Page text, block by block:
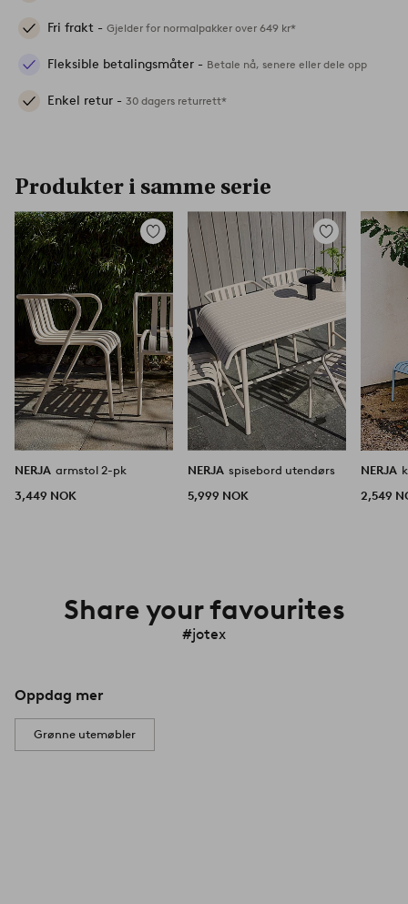
Fri frakt - Gjelder for normalpakker over 649 kr*
Fleksible betalingsmåter - Betale nå, senere eller dele opp
Enkel retur - 30 dagers returrett*
Produkter i samme serie
Legg
til
favoritter
NERJA armstol 2-pk
3,449 NOK
Legg
til
favoritter
NERJA spisebord utendørs
5,999 NOK
NERJA
2,549
Share your favourites
#jotex
Oppdag mer
Grønne utemøbler